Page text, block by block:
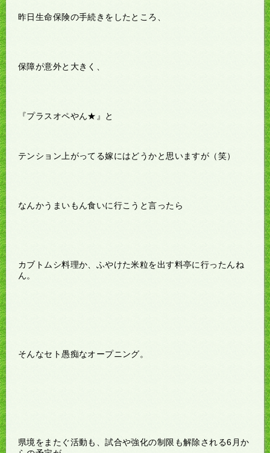
昨日生命保険の手続きをしたところ、
保障が意外と大きく、
『プラスオペやん★』と
テンション上がってる嫁にはどうかと思いますが（笑）
なんかうまいもん食いに行こうと言ったら
カブトムシ料理か、ふやけた米粒を出す料亭に行ったんね
ん。
そんなセト愚痴なオープニング。
県境をまたぐ活動も、試合や強化の制限も解除される6月か